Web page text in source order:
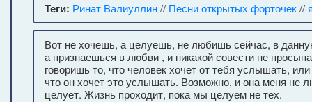
Теги: Ринат Валиуллин// Песни открытых форточек//
Вот не хочешь, а целуешь, не любишь сейчас, в
а признаешься в любви , и никакой совести не
говоришь то, что человек хочет от тебя услышать,
что он хочет это услышать. Возможно, и она меня не
целует. Жизнь проходит, пока мы целуем не тех.